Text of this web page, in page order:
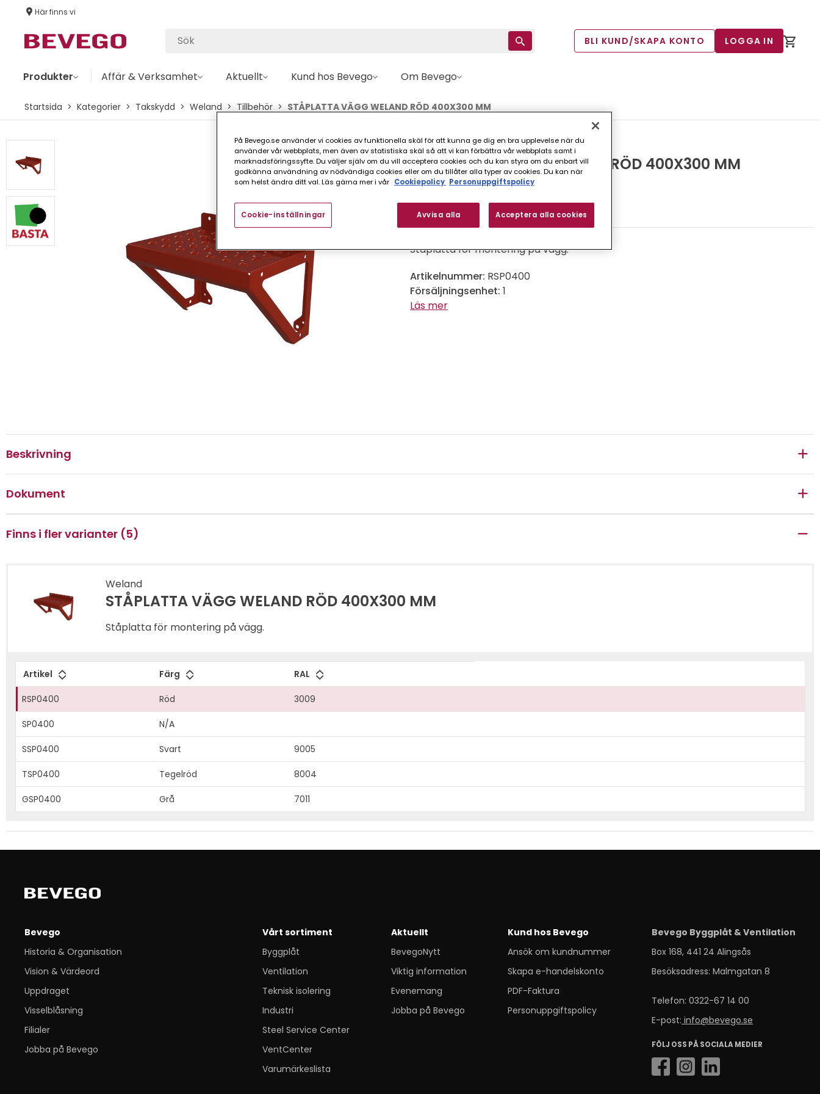
Här finns vi
BLI KUND/SKAPA KONTO LOGGA IN
Produkter Affär & Verksamhet Aktuellt Kund hos Bevego Om Bevego
Startsida Kategorier Takskydd Weland Tillbehör STÅPLATTA VÄGG WELAND RÖD 400X300 MM
Weland
STÅPLATTA VÄGG WELAND RÖD 400X300 MM
FINNS I FLER VARIANTER (5)
Ståplatta för montering på vägg.
Artikelnummer: RSP0400
Försäljningsenhet: 1
Läs mer
Beskrivning
Dokument
Finns i fler varianter (5)
Weland
STÅPLATTA VÄGG WELAND RÖD 400X300 MM
Ståplatta för montering på vägg.
Artikel Färg RAL
RSP0400 Röd 3009
SP0400 N/A
SSP0400 Svart 9005
TSP0400 Tegelröd 8004
GSP0400 Grå 7011
Bevego
Historia & Organisation
Vision & Värdeord
Uppdraget
Visselblåsning
Filialer
Jobba på Bevego
Vårt sortiment
Byggplåt
Ventilation
Teknisk isolering
Industri
Steel Service Center
VentCenter
Varumärkeslista
Aktuellt
BevegoNytt
Viktig information
Evenemang
Jobba på Bevego
Kund hos Bevego
Ansök om kundnummer
Skapa e-handelskonto
PDF-Faktura
Personuppgiftspolicy
Bevego Byggplåt & Ventilation
Box 168, 441 24 Alingsås
Besöksadress: Malmgatan 8
Telefon: 0322-67 14 00
E-post: info@bevego.se
FÖLJ OSS PÅ SOCIALA MEDIER
På Bevego.se använder vi cookies av funktionella skäl för att kunna ge dig en bra upplevelse när du
använder vår webbplats, men även av statistiska skäl så att vi kan förbättra vår webbplats samt i
marknadsföringssyfte. Du väljer själv om du vill acceptera cookies och du kan styra om du enbart vill
godkänna användning av nödvändiga cookies eller om du tillåter alla typer av cookies. Du kan när
som helst ändra ditt val. Läs gärna mer i vår Cookiepolicy Personuppgiftspolicy
Avvisa alla Acceptera alla cookies
Cookie-inställningar